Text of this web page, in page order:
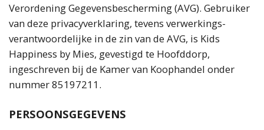
Verordening Gegevensbescherming (AVG). Gebruiker
van deze privacyverklaring, tevens verwerkings-
verantwoordelijke in de zin van de AVG, is Kids
Happiness by Mies, gevestigd te Hoofddorp,
ingeschreven bij de Kamer van Koophandel onder
nummer 85197211.
PERSOONSGEGEVENS